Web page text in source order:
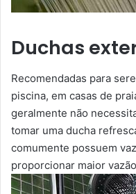
Duchas
Recomendadas para
piscina, em casas de
geralmente não
tomar uma ducha
comumente possuem
proporcionar maior